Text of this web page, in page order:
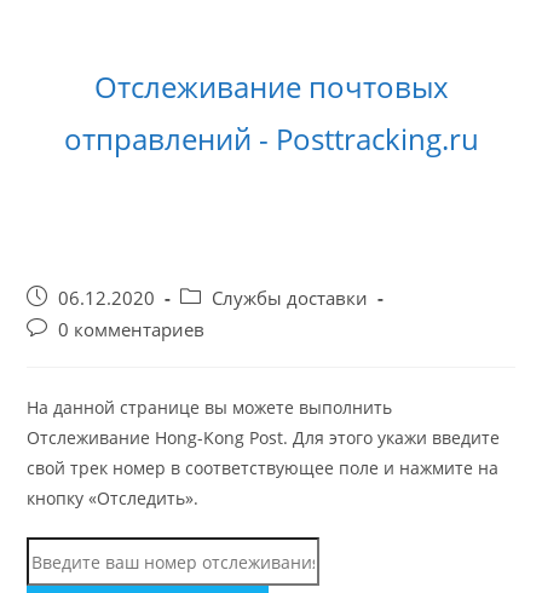
содержимомуОтслеживание почтовых
отправлений - Posttracking.ru
Запись
опубликована:
06.12.2020
Рубрика
записи:
Службы доставки
Комментарии
0 комментариев
На данной странице вы можете выполнить
Отслеживание Hong-Kong Post. Для этого укажи введите
свой трек номер в соответствующее поле и нажмите на
кнопку «Отследить».